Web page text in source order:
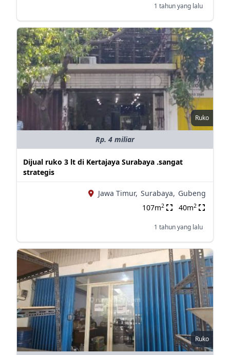
1 tahun yang lalu
Ruko
Rp. 4 miliar
Dijual ruko 3 lt di Kertajaya Surabaya .sangat
strategis
Jawa Timur, Surabaya, Gubeng
107m2 40m2
1 tahun yang lalu
Ruko